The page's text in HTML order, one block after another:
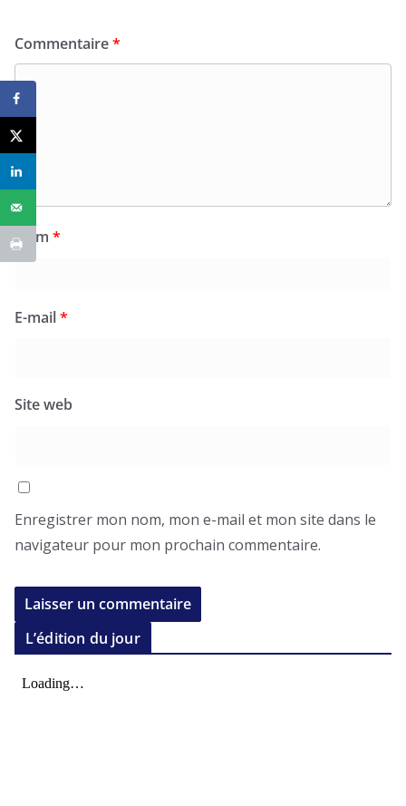
Commentaire*
Nom *
E-mail*
Site web
Enregistrer mon nom, mon e-mail et mon site dans le
navigateur pour mon prochain commentaire.
L’édition du jour